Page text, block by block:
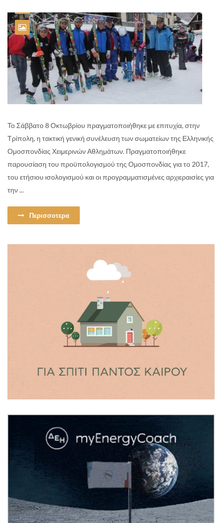
Το Σάββατο 8 Οκτωβρίου πραγματοποιήθηκε με επιτυχία, στην
Τρίπολη, η τακτική γενική συνέλευση των σωματείων της Ελληνικής
Ομοσπονδίας Χειμερινών Αθλημάτων. Πραγματοποιήθηκε
παρουσίαση του προϋπολογισμού της Ομοσπονδίας για το 2017,
του ετήσιου ισολογισμού και οι προγραμματισμένες αρχιεραισίες για
την ...
Περισσοτερα